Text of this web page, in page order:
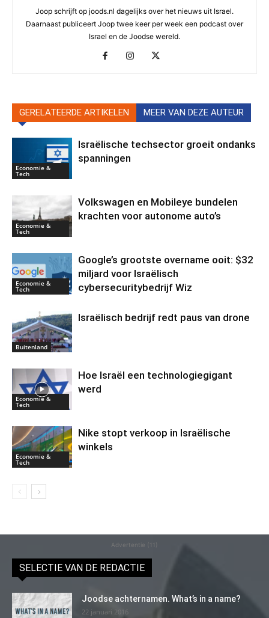
Joop schrijft op joods.nl dagelijks over het nieuws uit Israel.
Daarnaast publiceert Joop twee keer per week een podcast over
Israel en de Joodse wereld.
GERELATEERDE ARTIKELEN MEER VAN DEZE AUTEUR
Economie &
Tech
Israëlische techsector groeit ondanks
spanningen
Economie &
Tech
Volkswagen en Mobileye bundelen
krachten voor autonome auto’s
Economie &
Tech
Google’s grootste overname ooit: $32
miljard voor Israëlisch
cybersecuritybedrijf Wiz
Buitenland
Israëlisch bedrijf redt paus van drone
Economie &
Tech
Hoe Israël een technologiegigant
werd
Economie &
Tech
Nike stopt verkoop in Israëlische
winkels
Advertentie (11)
SELECTIE VAN DE REDACTIE
Joodse achternamen. What’s in a name?
22 januari 2016